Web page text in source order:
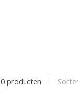
0 producten